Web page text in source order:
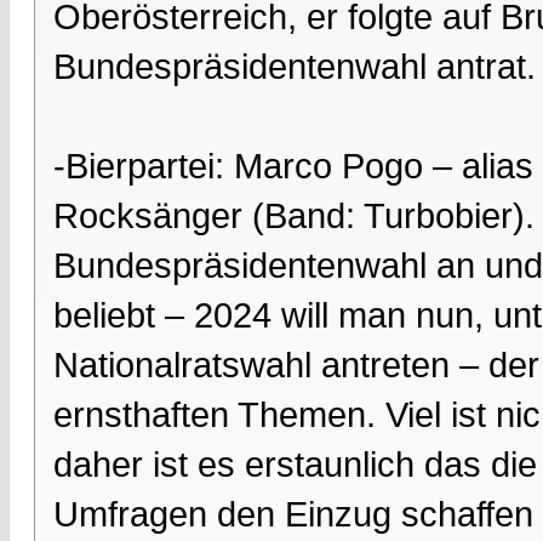
Oberösterreich, er folgte auf
Bundespräsidentenwahl antrat.
-Bierpartei: Marco Pogo –
Rocksänger (Band:
Bundespräsidentenwahl an
beliebt – 2024 will man nun,
Nationalratswahl antreten –
ernsthaften Themen. Viel ist
daher ist es erstaunlich das
Umfragen den Einzug